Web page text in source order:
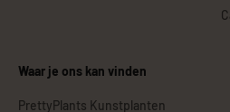
Waar je ons kan vinden
PrettyPlants Kunstplanten